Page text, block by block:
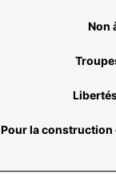
Non
Pour la construction